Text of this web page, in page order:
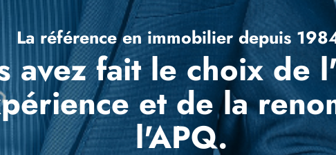
La référence en immobilier depuis
avez fait le choix de
et de la
l'APQ.